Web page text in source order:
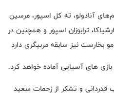
آنادولو، ته کل اسپور، مرسین
ترابوزان اسپور و همچنین در
بخارست نیز سابقه مربیگری دارد
های آسیایی آماده خواهد کرد.
قدردانی و تشکر از زحمات سعید